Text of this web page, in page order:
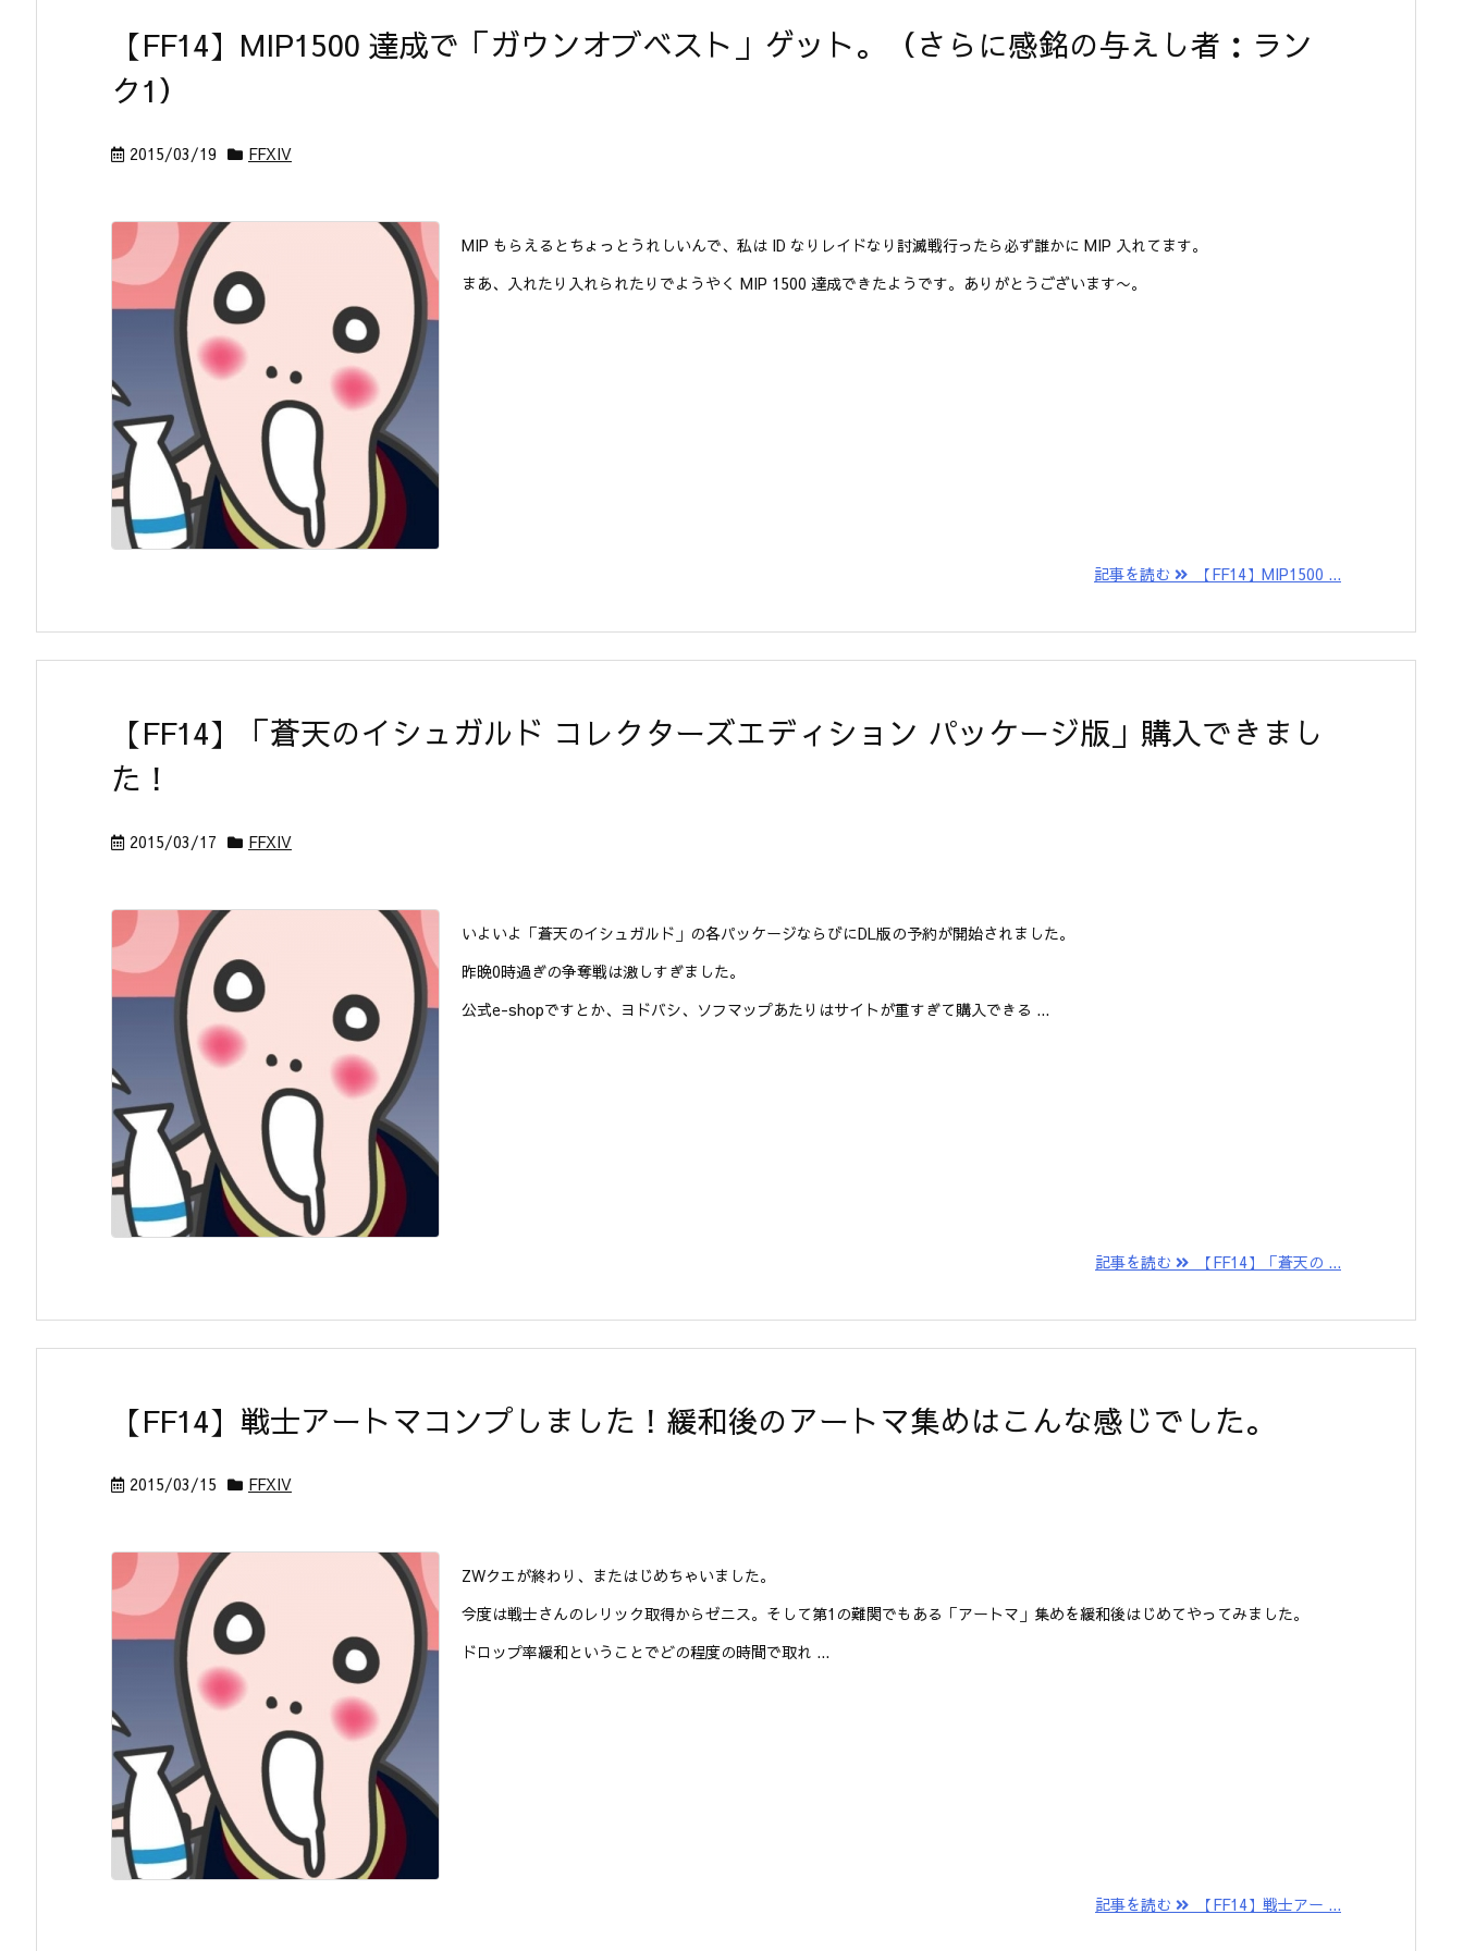
【FF14】MIP1500 達成で「ガウンオブベスト」ゲット。（さらに感銘の与えし者：ラン
ク1）
2015/03/19 FFXIV
MIP もらえるとちょっとうれしいんで、私は ID なりレイドなり討滅戦行ったら必ず誰かに MIP 入れてます。
まあ、入れたり入れられたりでようやく MIP 1500 達成できたようです。ありがとうございます〜。
記事を読む 【FF14】MIP1500 ...
【FF14】「蒼天のイシュガルド コレクターズエディション パッケージ版」購入できまし
た！
2015/03/17 FFXIV
いよいよ「蒼天のイシュガルド」の各パッケージならびにDL版の予約が開始されました。
昨晩0時過ぎの争奪戦は激しすぎました。
公式e-shopですとか、ヨドバシ、ソフマップあたりはサイトが重すぎて購入できる ...
記事を読む 【FF14】「蒼天の ...
【FF14】戦士アートマコンプしました！緩和後のアートマ集めはこんな感じでした。
2015/03/15 FFXIV
ZWクエが終わり、またはじめちゃいました。
今度は戦士さんのレリック取得からゼニス。そして第1の難関でもある「アートマ」集めを緩和後はじめてやってみました。
ドロップ率緩和ということでどの程度の時間で取れ ...
記事を読む 【FF14】戦士アー ...